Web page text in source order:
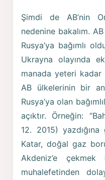
Şimdi de AB’nin
nedenine bakalım.
Rusya’ya bağımlı
Ukrayna olayında
manada yeteri kadar
AB ülkelerinin bir
Rusya’ya olan
açıktır. Örneğin:
12. 2015)
Katar, doğal gaz
Akdeniz’e çekmek
muhalefetinden